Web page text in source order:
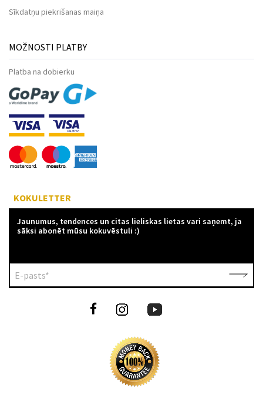
Sīkdatņu piekrišanas maiņa
MOŽNOSTI PLATBY
Platba na dobierku
KOKULETTER
Jaunumus, tendences un citas lieliskas lietas vari saņemt, ja
sāksi abonēt mūsu kokuvēstuli :)
E-pasts*